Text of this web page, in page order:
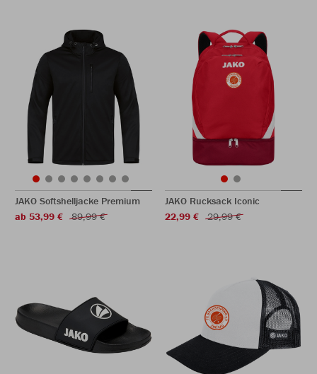
JAKO Softshelljacke Premium
ab 53,99 €
89,99 €
JAKO Rucksack Iconic
22,99 €
29,99 €